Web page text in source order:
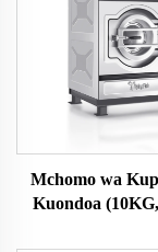
Mchomo wa
Kuondoa